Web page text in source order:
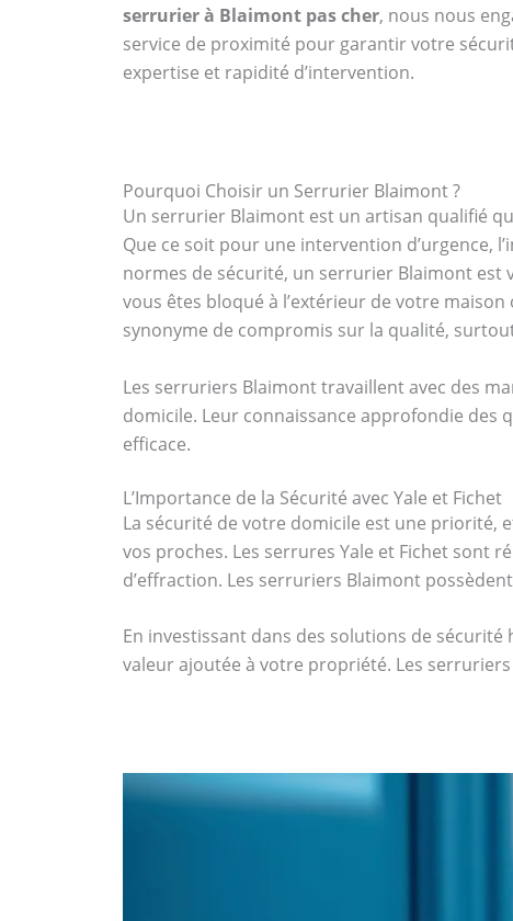
serrurier à Blaimont pas cher, nous nous
service de proximité pour garantir votre
expertise et rapidité d’intervention.
Pourquoi Choisir un Serrurier Blaimont ?
Un serrurier Blaimont est un artisan qualifié
Que ce soit pour une intervention d’urgence,
normes de sécurité, un serrurier Blaimont est
vous êtes bloqué à l’extérieur de votre
synonyme de compromis sur la qualité,
Les serruriers Blaimont travaillent avec des
domicile. Leur connaissance approfondie
efficace.
L’Importance de la Sécurité avec Yale et Fichet
La sécurité de votre domicile est une priorité,
vos proches. Les serrures Yale et Fichet sont
d’effraction. Les serruriers Blaimont
En investissant dans des solutions de sécurité
valeur ajoutée à votre propriété. Les